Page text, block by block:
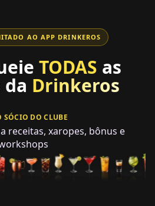
AO APP DRINKEROS
TODAS as
da Drinkeros
SÓCIO DO CLUBE
a receitas, xaropes, bônus e